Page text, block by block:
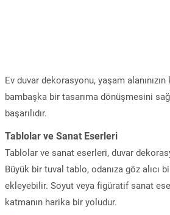
Ev duvar dekorasyonu, yaşam
bambaşka bir tasarıma dönüşmesini
başarılıdır.
Tablolar ve Sanat Eserleri
Tablolar ve sanat eserleri, duvar
Büyük bir tuval tablo, odanıza göz alıcı
ekleyebilir. Soyut veya figüratif sanat
katmanın harika bir yoludur.